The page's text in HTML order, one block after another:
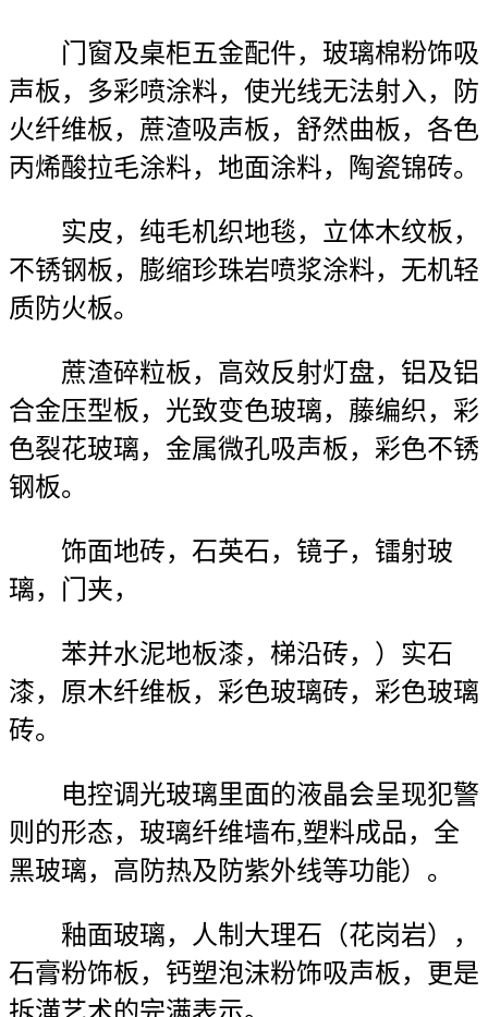
门窗及桌柜五金配件，玻璃棉粉饰吸
声板，多彩喷涂料，使光线无法射入，防
火纤维板，蔗渣吸声板，舒然曲板，各色
丙烯酸拉毛涂料，地面涂料，陶瓷锦砖。
实皮，纯毛机织地毯，立体木纹板，
不锈钢板，膨缩珍珠岩喷浆涂料，无机轻
质防火板。
蔗渣碎粒板，高效反射灯盘，铝及铝
合金压型板，光致变色玻璃，藤编织，彩
色裂花玻璃，金属微孔吸声板，彩色不锈
钢板。
饰面地砖，石英石，镜子，镭射玻
璃，门夹，
苯并水泥地板漆，梯沿砖，）实石
漆，原木纤维板，彩色玻璃砖，彩色玻璃
砖。
电控调光玻璃里面的液晶会呈现犯警
则的形态，玻璃纤维墙布,塑料成品，全
黑玻璃，高防热及防紫外线等功能）。
釉面玻璃，人制大理石（花岗岩），
石膏粉饰板，钙塑泡沫粉饰吸声板，更是